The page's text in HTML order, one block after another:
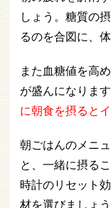
しょう。糖質の
るのを合図に、
また血糖値を高
が盛んになります
に朝食を摂ると
朝ごはんのメニ
と、一緒に摂る
時計のリセット
材を選びましょう